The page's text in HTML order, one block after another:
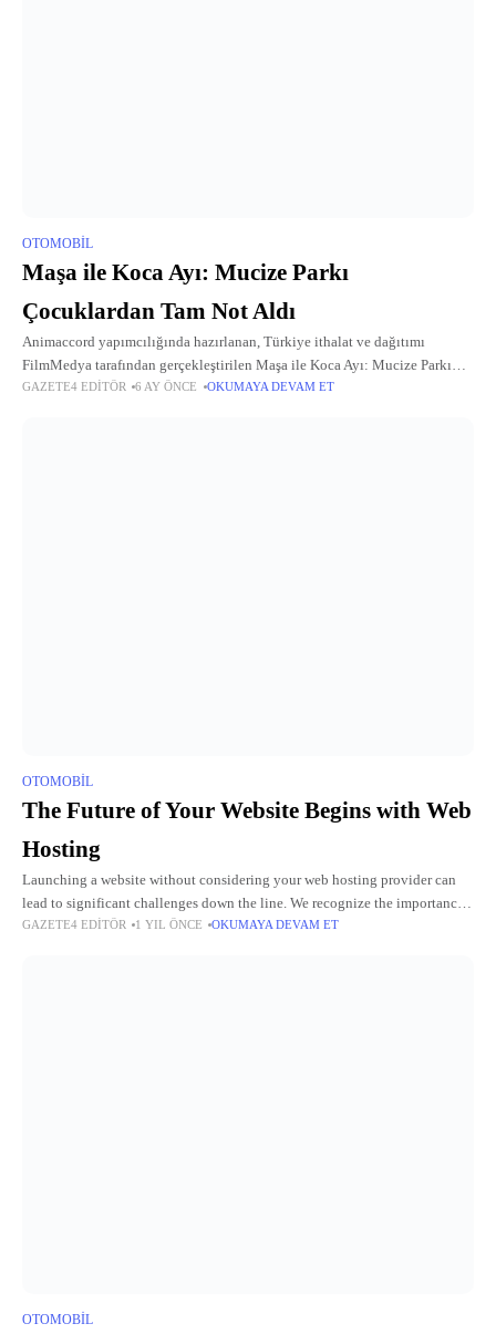
OTOMOBIL
Maşa ile Koca Ayı: Mucize Parkı
Çocuklardan Tam Not Aldı
Animaccord yapımcılığında hazırlanan, Türkiye ithalat ve dağıtımı
FilmMedya tarafından gerçekleştirilen Maşa ile Koca Ayı: Mucize Parkı
filmi, sömestr tatilinde yoğun ilgi görüyor.
GAZETE4 EDITÖR 6 AY ÖNCE OKUMAYA DEVAM ET
OTOMOBIL
The Future of Your Website Begins with Web
Hosting
Launching a website without considering your web hosting provider can
lead to significant challenges down the line. We recognize the importance
of selecting a reliable partner for your hosting needs. Our services
GAZETE4 EDITÖR 1 YIL ÖNCE OKUMAYA DEVAM ET
OTOMOBIL